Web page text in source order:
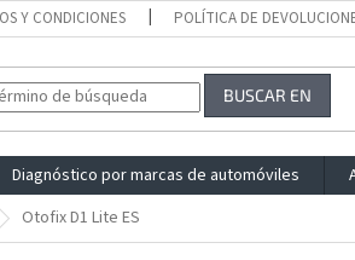
Y CONDICIONES POLÍTICA DE
BUSCAR EN
Diagnóstico por marcas de automóviles
Otofix D1 Lite ES